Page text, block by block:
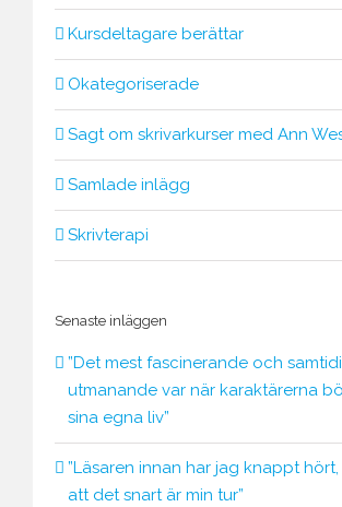
Kursdeltagare berättar
Okategoriserade
Sagt om skrivarkurser med Ann
Samlade inlägg
Skrivterapi
Senaste inläggen
”Det mest fascinerande och
utmanande var när karaktärerna
sina egna liv”
”Läsaren innan har jag knappt
att det snart är min tur”